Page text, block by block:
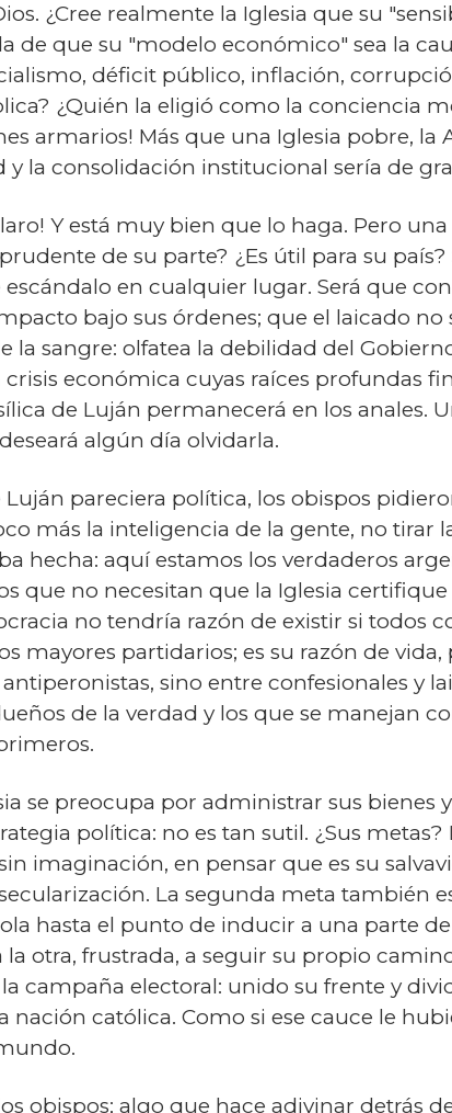
¿Cree realmente la Iglesia que su
de que su "modelo económico" sea la
déficit público, inflación,
¿Quién la eligió como la conciencia
armarios! Más que una Iglesia pobre, la
la consolidación institucional sería de
Y está muy bien que lo haga. Pero
de su parte? ¿Es útil para su país?
en cualquier lugar. Será que
bajo sus órdenes; que el laicado no
la sangre: olfatea la debilidad del
económica cuyas raíces profundas
de Luján permanecerá en los anales.
algún día olvidarla.
pareciera política, los obispos
más la inteligencia de la gente, no tirar
hecha: aquí estamos los verdaderos
que no necesitan que la Iglesia certifique
no tendría razón de existir si todos
mayores partidarios; es su razón de
sino entre confesionales y
de la verdad y los que se manejan
se preocupa por administrar sus bienes
política: no es tan sutil. ¿Sus metas?
imaginación, en pensar que es su
La segunda meta también
hasta el punto de inducir a una parte
otra, frustrada, a seguir su propio
campaña electoral: unido su frente y
nación católica. Como si ese cauce le
obispos; algo que hace adivinar detrás